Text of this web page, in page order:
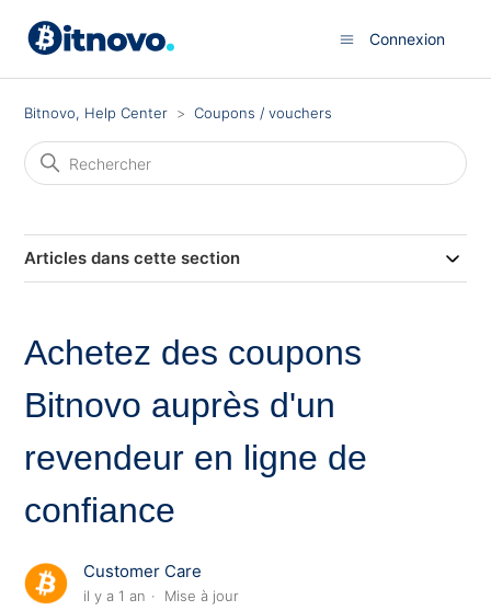
Connexion
Bitnovo, Help Center Coupons / vouchers
Articles dans cette section
Achetez des coupons
Bitnovo auprès d'un
revendeur en ligne de
confiance
Customer Care
il y a 1 an Mise à jour